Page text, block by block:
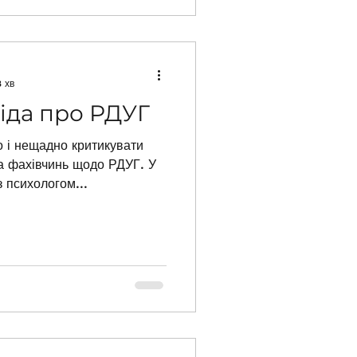
про РДУГ
нещадно критикувати
фахівчинь щодо РДУГ. У
психологом...
хв